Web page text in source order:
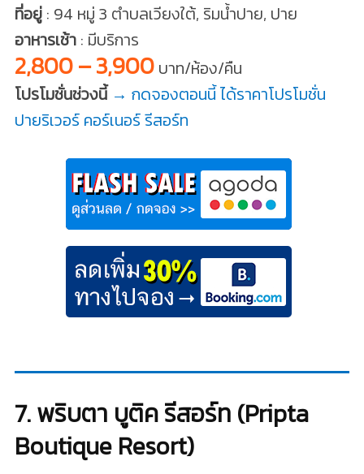
ที่อยู่: 94 หมู่ 3 ตำบลเวียงใต้, ริมน้ำปาย, ปาย
อาหารเช้า: มีบริการ
2,800 – 3,900บาท/ห้อง/คืน
โปรโมชั่นช่วงนี้ → กดจองตอนนี้ ได้ราคาโปรโมชั่น
ปายริเวอร์ คอร์เนอร์ รีสอร์ท
7. พริบตา บูติค รีสอร์ท (Pripta
Boutique Resort)